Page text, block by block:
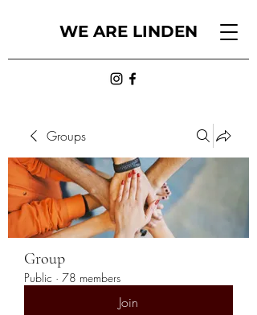
WE ARE LINDEN
Groups
Group
Public · 78 members
Join